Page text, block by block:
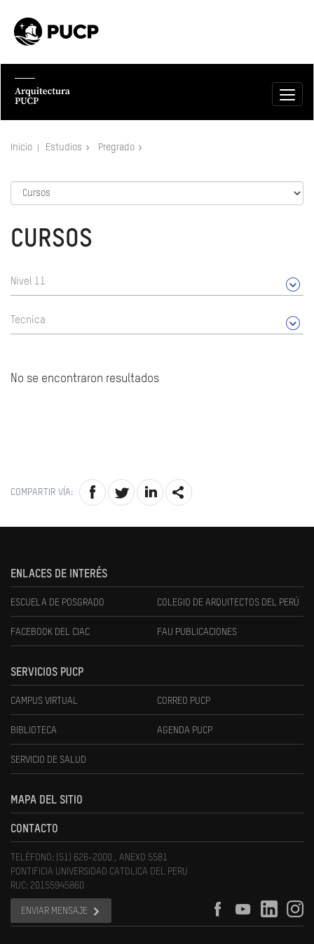
Inicio Estudios Pregrado
CURSOS
Nivel 11
Tecnica
No se encontraron resultados
COMPARTIR VÍA:
ENLACES DE INTERÉS
ESCUELA DE POSGRADO COLEGIO DE ARQUITECTOS DEL PERÚ
FACEBOOK DEL CIAC FAU PUBLICACIONES
SERVICIOS PUCP
CAMPUS VIRTUAL CORREO PUCP
BIBLIOTECA AGENDA PUCP
SERVICIO DE SALUD
MAPA DEL SITIO
CONTACTO
TELÉFONO: (51) 626-2000 , ANEXO 5581
PONTIFICIA UNIVERSIDAD CATOLICA DEL PERU
RUC: 20155945860
ENVIAR MENSAJE